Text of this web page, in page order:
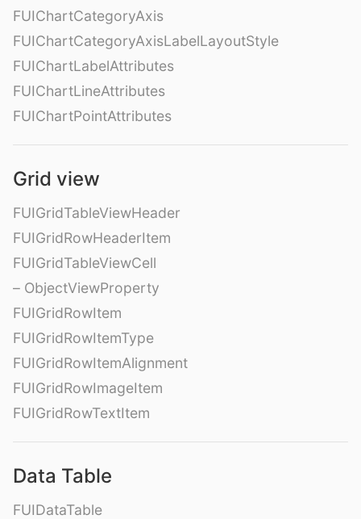
FUIChartCategoryAxis
FUIChartCategoryAxisLabelLayoutStyle
FUIChartLabelAttributes
FUIChartLineAttributes
FUIChartPointAttributes
Grid view
FUIGridTableViewHeader
FUIGridRowHeaderItem
FUIGridTableViewCell
– ObjectViewProperty
FUIGridRowItem
FUIGridRowItemType
FUIGridRowItemAlignment
FUIGridRowImageItem
FUIGridRowTextItem
Data Table
FUIDataTable